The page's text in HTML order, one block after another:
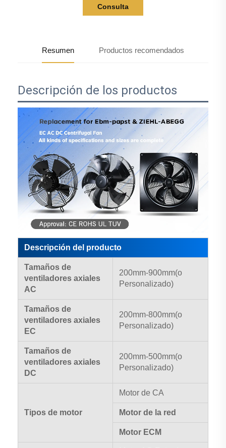
Consulta
Resumen Productos recomendados
Descripción de los productos
Descripción del producto
Tamaños de
ventiladores axiales
AC
200mm-900mm(o
Personalizado)
Tamaños de
ventiladores axiales
EC
200mm-800mm(o
Personalizado)
Tamaños de
ventiladores axiales
DC
200mm-500mm(o
Personalizado)
Tipos de motor
Motor de CA
Motor de la red
Motor ECM